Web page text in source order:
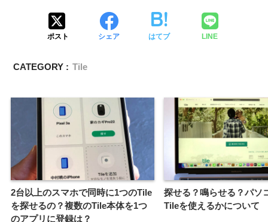
ポスト シェア はてブ LINE
CATEGORY : Tile
2台以上のスマホで同時に1つのTile
を探せるの？複数のTile本体を1つ
のアプリに登録は？
探せる？鳴らせる？パソ
Tileを使えるかについて